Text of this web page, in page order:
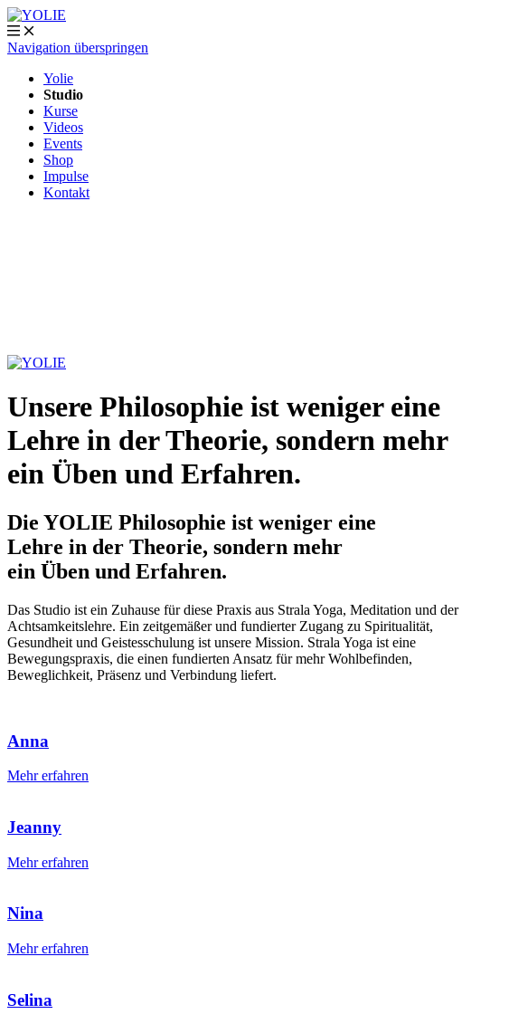
Navigation überspringen
Yolie
Studio
Kurse
Videos
Events
Shop
Impulse
Kontakt
Unsere Philosophie ist weniger eine
Lehre in der Theorie, sondern mehr
ein Üben und Erfahren.
Die YOLIE Philosophie ist weniger eine
Lehre in der Theorie, sondern mehr
ein Üben und Erfahren.
Das Studio ist ein Zuhause für diese Praxis aus Strala Yoga, Meditation und der
Achtsamkeitslehre. Ein zeitgemäßer und fundierter Zugang zu Spiritualität,
Gesundheit und Geistesschulung ist unsere Mission. Strala Yoga ist eine
Bewegungspraxis, die einen fundierten Ansatz für mehr Wohlbefinden,
Beweglichkeit, Präsenz und Verbindung liefert.
Anna
Mehr erfahren
Jeanny
Mehr erfahren
Nina
Mehr erfahren
Selina